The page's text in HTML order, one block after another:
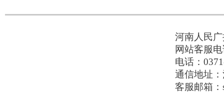
河南人民
网站客服
电话：
通信地址：
客服邮箱：